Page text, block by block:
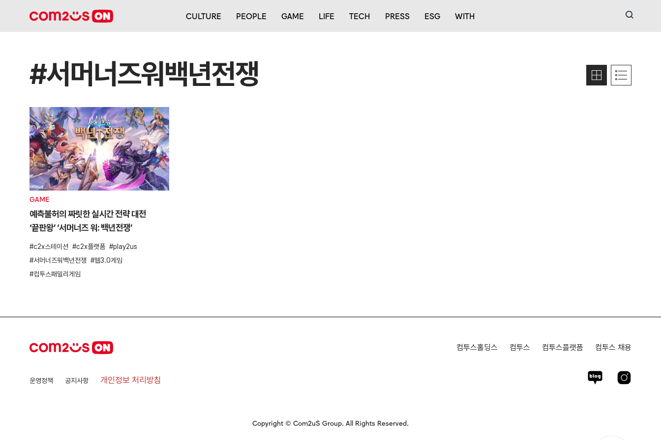
CULTURE PEOPLE GAME LIFE TECH PRESS ESG WITH 검색
#서머너즈워백년전쟁
GAME
예측불허의 짜릿한 실시간 전략 대전
‘끝판왕’ ‘서머너즈 워: 백년전쟁’
c2x스테이션 c2x플랫폼
play2us
서머너즈워백년전쟁
웹3.0게임
컴투스패밀리게임
운영정책 공지사항 개인정보 처리방침
컴투스홀딩스 컴투스 컴투스플랫폼 컴투스 채용
Copyright © Com2uS Group. All Rights Reserved.